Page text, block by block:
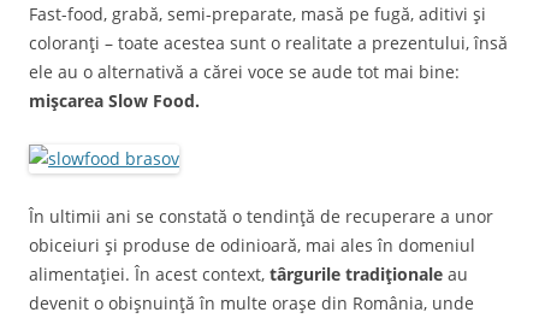
Fast-food, grabă, semi-preparate, masă pe fugă, aditivi şi
coloranţi – toate acestea sunt o realitate a prezentului, însă
ele au o alternativă a cărei voce se aude tot mai bine:
mişcarea Slow Food.
În ultimii ani se constată o tendinţă de recuperare a unor
obiceiuri şi produse de odinioară, mai ales în domeniul
alimentaţiei. În acest context, târgurile tradiţionale au
devenit o obişnuinţă în multe oraşe din România, unde